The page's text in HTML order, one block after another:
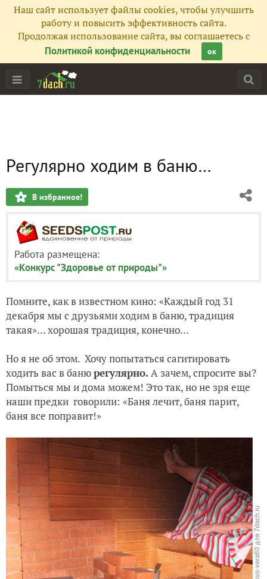
Наш сайт использует файлы cookies, чтобы улучшить
работу и повысить эффективность сайта.
Продолжая использование сайта, вы соглашаетесь с
Политикой конфиденциальности
ок
Регулярно ходим в баню…
В избранное!
Работа размещена:
«Конкурс "Здоровье от природы"»
Помните, как в известном кино: «Каждый год 31
декабря мы с друзьями ходим в баню, традиция
такая»… хорошая традиция, конечно…
Но я не об этом. Хочу попытаться сагитировать
ходить вас в банюрегулярно. А зачем, спросите вы?
Помыться мы и дома можем! Это так, но не зря еще
наши предки говорили: «Баня лечит, баня парит,
баня все поправит!»